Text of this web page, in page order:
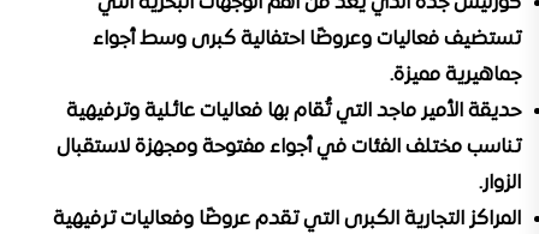
تستضيف فعاليات وعروضًا احتفالية كبرى وسط أجواء
جماهيرية مميزة.
حديقة الأمير ماجد التي تُقام بها فعاليات عائلية وترفيهية
تناسب مختلف الفئات في أجواء مفتوحة ومجهزة لاستقبال
الزوار.
المراكز التجارية الكبرى التي تقدم عروضًا وفعاليات ترفيهية